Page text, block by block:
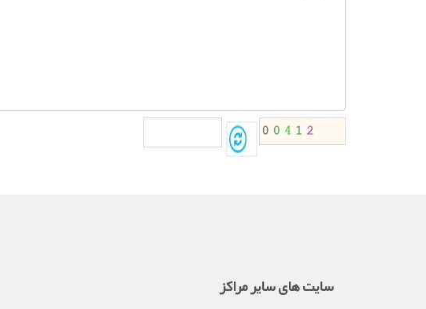
سایت های سایر مراکز